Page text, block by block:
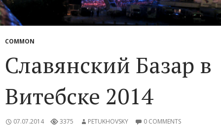
COMMON
Славянский Базар в
Витебске 2014
07.07.2014 3375 PETUKHOVSKY 0 COMMENTS